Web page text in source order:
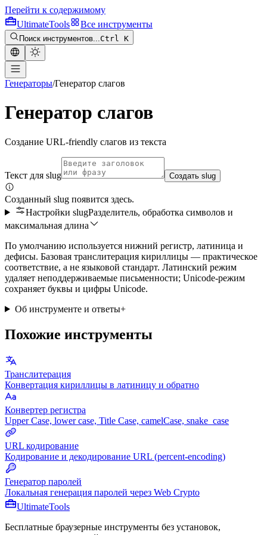
Перейти к содержимому
UltimateTools Все инструменты
Поиск инструментов...Ctrl K
Генераторы/Генератор слагов
Генератор слагов
Создание URL-friendly слагов из текста
Текст для slug Создать slug
Созданный slug появится здесь.
Настройки slugРазделитель, обработка символов и
максимальная длина
По умолчанию используется нижний регистр, латиница и
дефисы. Базовая транслитерация кириллицы — практическое
соответствие, а не языковой стандарт. Латинский режим
удаляет неподдерживаемые письменности; Unicode-режим
сохраняет буквы и цифры Unicode.
Об инструменте и ответы+
Похожие инструменты
Транслитерация
Конвертация кириллицы в латиницу и обратно
Конвертер регистра
Upper Case, lower case, Title Case, camelCase, snake_case
URL кодирование
Кодирование и декодирование URL (percent-encoding)
Генератор паролей
Локальная генерация паролей через Web Crypto
UltimateTools
Бесплатные браузерные инструменты без установок,